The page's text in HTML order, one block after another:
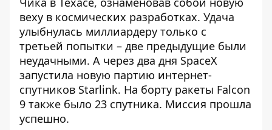
веху в космических разработках. Удача
улыбнулась миллиардеру только с
третьей попытки – две предыдущие были
неудачными. А через два дня SpaceX
запустила новую партию интернет-
спутников Starlink. На борту ракеты Falcon
9 также было 23 спутника. Миссия прошла
успешно.